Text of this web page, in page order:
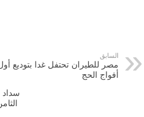
السابق
مصر للطيران تحتفل غدا بتوديع
أفواج الحج
سداد